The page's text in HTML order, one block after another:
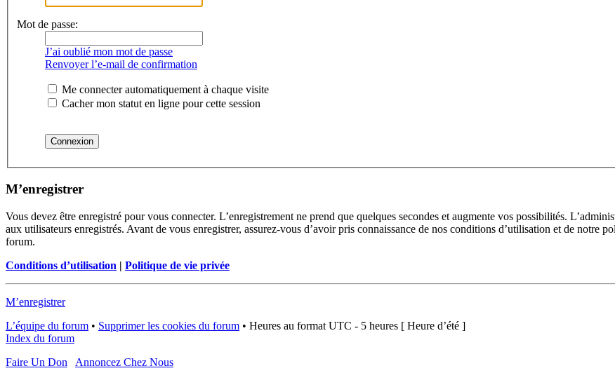
Mot de passe:
J’ai oublié mon mot de passe
Renvoyer l’e-mail de confirmation
Me connecter automatiquement à chaque visite
Cacher mon statut en ligne pour cette session
M’enregistrer
Vous devez être enregistré pour vous connecter. L’enregistrement ne prend que quelques secondes et augmente vos possibilités.
aux utilisateurs enregistrés. Avant de vous enregistrer, assurez-vous d’avoir pris connaissance de nos conditions d’utilisation et de notre
forum.
Conditions d’utilisation | Politique de vie privée
M’enregistrer
L’équipe du forum • Supprimer les cookies du forum • Heures au format UTC - 5 heures [ Heure d’été ]
Index du forum
Faire Un Don
Annoncez Chez Nous